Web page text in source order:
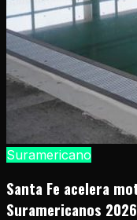
Suramericano
Santa Fe acelera
Suramericanos 2026